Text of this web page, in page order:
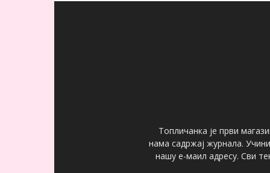
Топличанка је први
нама садржај журнала.
нашу е-маил адресу. Сви